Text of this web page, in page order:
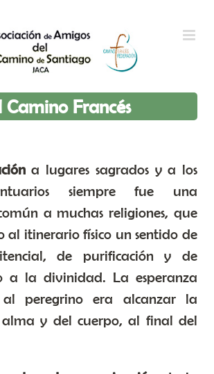
Camino Francés
a lugares sagrados y a los
siempre fue una
a muchas religiones, que
al itinerario físico un sentido de
de purificación y de
a la divinidad. La esperanza
peregrino era alcanzar la
y del cuerpo, al final del